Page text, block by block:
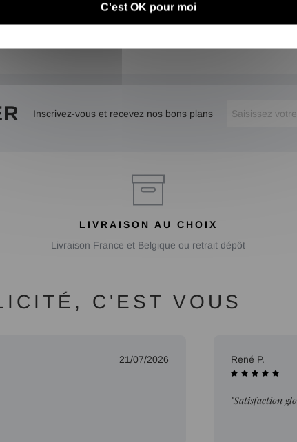
Inscrivez-vous et recevez nos bons plans
LIVRAISON AU CHOIX
Livraison France et Belgique ou retrait dépôt
C'EST VOUS
21/07/2026 René P.
"Satisfaction
C'est OK pour moi